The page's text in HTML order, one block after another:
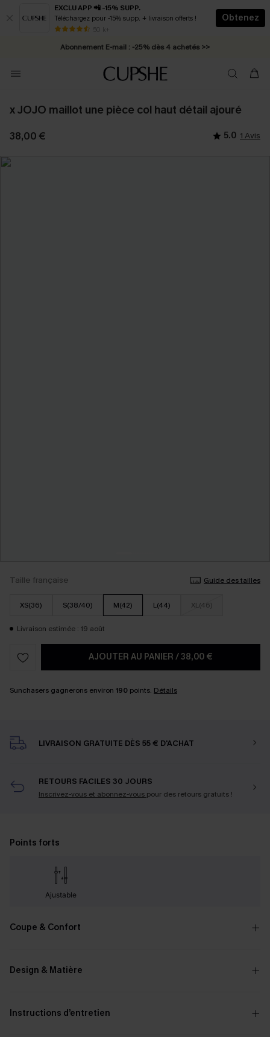
EXCLU APP 📲 -15% SUPP.
Téléchargez pour -15% supp. + livraison offerts !
50 k+
Obtenez
* Livraison éclair 2-3 jours ouvrés >>
Abonnement E-mail : -25% dès 4 achetés >>
x JOJO maillot une pièce col haut détail ajouré
38,00 € 5.0 1 Avis
Taille française Guide des tailles
XS(36) S(38/40) M(42) L(44) XL(46)
Livraison estimée : 19 août
AJOUTER AU PANIER /38,00 €
Sunchasers gagnerons environ 190 points. Détails
LIVRAISON GRATUITE DÈS 55 € D'ACHAT
RETOURS FACILES 30 JOURS
Inscrivez-vous et abonnez-vous pour des retours gratuits !
Points forts
Ajustable
Coupe & Confort
Design & Matière
Instructions d’entretien